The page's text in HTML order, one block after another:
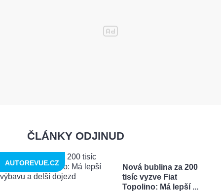
ČLÁNKY ODJINUD
Nová bublina za 200
tisíc vyzve Fiat
Topolino: Má lepší ...
AUTOREVUE.CZ